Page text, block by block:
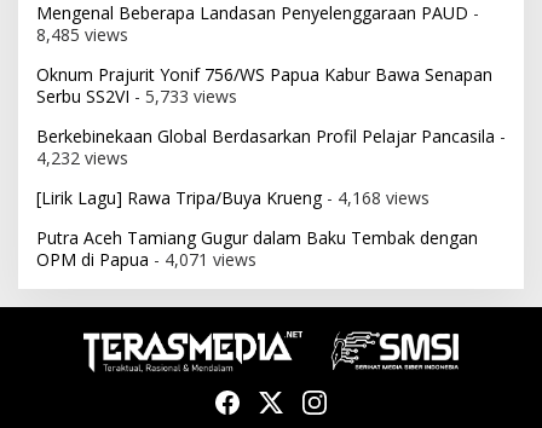
Mengenal Beberapa Landasan Penyelenggaraan PAUD -
8,485 views
Oknum Prajurit Yonif 756/WS Papua Kabur Bawa Senapan
Serbu SS2VI - 5,733 views
Berkebinekaan Global Berdasarkan Profil Pelajar Pancasila -
4,232 views
[Lirik Lagu] Rawa Tripa/Buya Krueng- 4,168 views
Putra Aceh Tamiang Gugur dalam Baku Tembak dengan
OPM di Papua - 4,071 views